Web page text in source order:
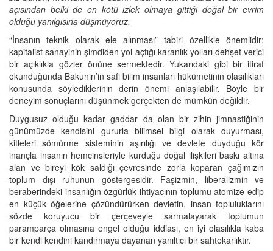
açısından belki de en kötü izlek olmaya gittiği doğal bir evrim
olduğu yanılgısına düşmüyoruz.
“İnsanın teknik olarak ele alınması” tabiri özellikle önemlidir;
kapitalist sanayinin şimdiden yol açtığı karanlık yolları dehşet verici
bir açıklıkla gözler önüne sermektedir. Yukarıdaki gibi bir itiraf
okunduğunda Bakunin’in safi bilim insanları hükümetinin olasılıkları
konusunda söylediklerinin derin önemi anlaşılabilir. Böyle bir
deneyim sonuçlarını düşünmek gerçekten de mümkün değildir.
Duygusuz olduğu kadar gaddar da olan bir zihin jimnastiğinin
günümüzde kendisini gururla bilimsel bilgi olarak duyurması,
kitleleri sömürme sisteminin aşırılığı ve devlete duyduğu kör
inançla insanın hemcinsleriyle kurduğu doğal ilişkileri baskı altına
alan ve bireyi kök saldığı çevresinde zorla koparan çağımızın
toplum dışı ruhunun göstergesidir. Faşizmin, liberalizmin ve
beraberindeki insanlığın özgürlük ihtiyacının toplumu atomize edip
en küçük öğelerine çözündürürken devletin, insan topluluklarını
sözde koruyucu bir çerçeveyle sarmalayarak toplumun
paramparça olmasına engel olduğu iddiası, en iyi olasılıkla kaba
bir kendi kendini kandırmaya dayanan yanıltıcı bir sahtekarlıktır.